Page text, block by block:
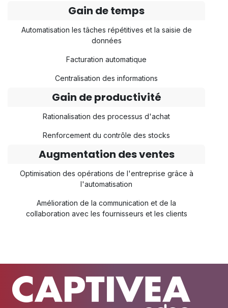
Gain de temps
Automatisation les tâches répétitives et la saisie de
données
Facturation automatique
Centralisation des informations
Gain de productivité
Rationalisation des processus d'achat
Renforcement du contrôle des stocks
Augmentation des ventes
Optimisation des opérations de l'entreprise grâce à
l'automatisation
Amélioration de la communication et de la
collaboration avec les fournisseurs et les clients